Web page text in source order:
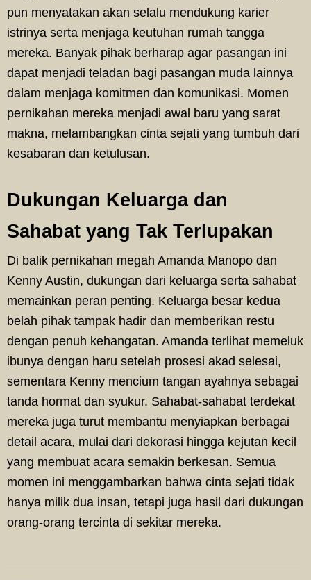
pun menyatakan akan selalu mendukung karier
istrinya serta menjaga keutuhan rumah tangga
mereka. Banyak pihak berharap agar pasangan ini
dapat menjadi teladan bagi pasangan muda lainnya
dalam menjaga komitmen dan komunikasi. Momen
pernikahan mereka menjadi awal baru yang sarat
makna, melambangkan cinta sejati yang tumbuh dari
kesabaran dan ketulusan.
Dukungan Keluarga dan
Sahabat yang Tak Terlupakan
Di balik pernikahan megah Amanda Manopo dan
Kenny Austin, dukungan dari keluarga serta sahabat
memainkan peran penting. Keluarga besar kedua
belah pihak tampak hadir dan memberikan restu
dengan penuh kehangatan. Amanda terlihat memeluk
ibunya dengan haru setelah prosesi akad selesai,
sementara Kenny mencium tangan ayahnya sebagai
tanda hormat dan syukur. Sahabat-sahabat terdekat
mereka juga turut membantu menyiapkan berbagai
detail acara, mulai dari dekorasi hingga kejutan kecil
yang membuat acara semakin berkesan. Semua
momen ini menggambarkan bahwa cinta sejati tidak
hanya milik dua insan, tetapi juga hasil dari dukungan
orang-orang tercinta di sekitar mereka.